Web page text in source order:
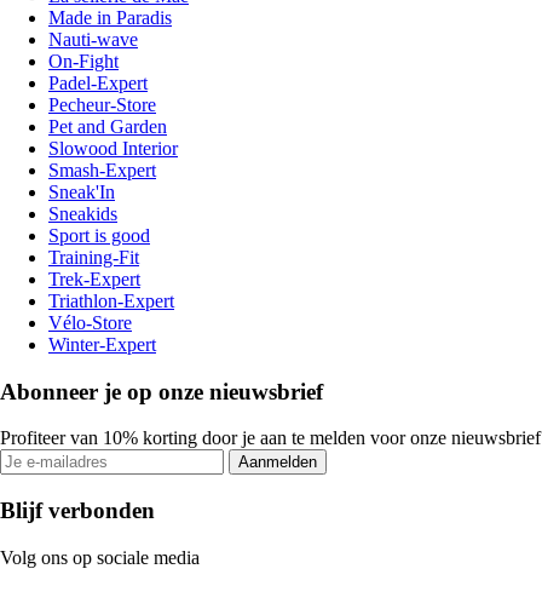
Made in Paradis
Nauti-wave
On-Fight
Padel-Expert
Pecheur-Store
Pet and Garden
Slowood Interior
Smash-Expert
Sneak'In
Sneakids
Sport is good
Training-Fit
Trek-Expert
Triathlon-Expert
Vélo-Store
Winter-Expert
Abonneer je op onze nieuwsbrief
Profiteer van 10% korting door je aan te melden voor onze nieuwsbrief
Aanmelden
Blijf verbonden
Volg ons op sociale media